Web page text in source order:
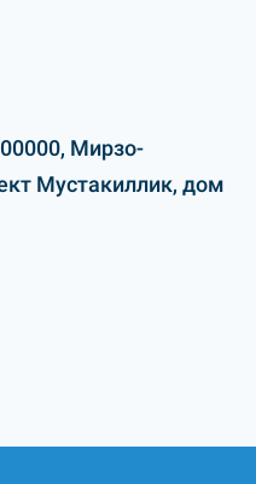
Мирзо-
Мустакиллик, дом